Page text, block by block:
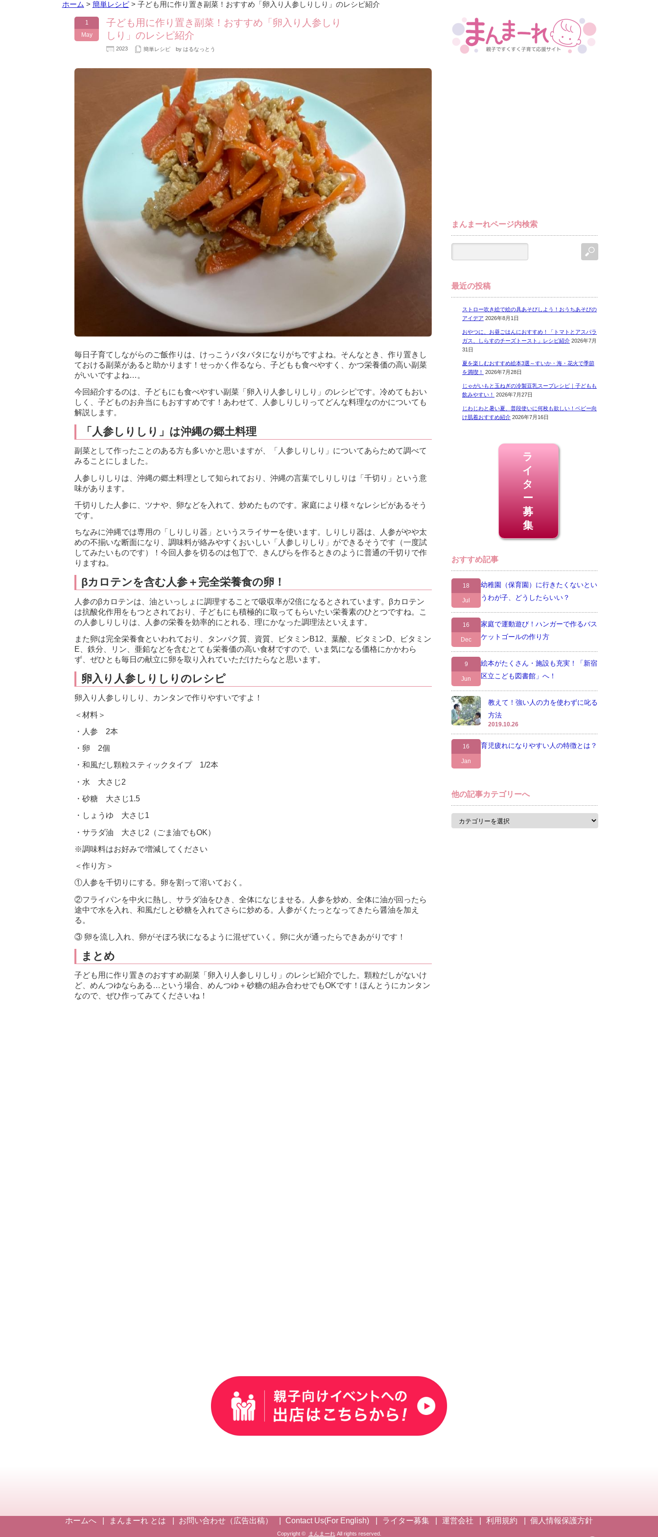
ホーム > 簡単レシピ> 子ども用に作り置き副菜！おすすめ「卵入り人参しりしり」のレシピ紹介
1
May
子ども用に作り置き副菜！おすすめ「卵入り人参しり
しり」のレシピ紹介
2023 簡単レシピ by はるなっとう
毎日子育てしながらのご飯作りは、けっこうバタバタになりがちですよね。そんなとき、作り置きし
ておける副菜があると助かります！せっかく作るなら、子どもも食べやすく、かつ栄養価の高い副菜
がいいですよね…。
今回紹介するのは、子どもにも食べやすい副菜「卵入り人参しりしり」のレシピです。冷めてもおい
しく、子どものお弁当にもおすすめです！あわせて、人参しりしりってどんな料理なのかについても
解説します。
「人参しりしり」は沖縄の郷土料理
副菜として作ったことのある方も多いかと思いますが、「人参しりしり」についてあらためて調べて
みることにしました。
人参しりしりは、沖縄の郷土料理として知られており、沖縄の言葉でしりしりは「千切り」という意
味があります。
千切りした人参に、ツナや、卵などを入れて、炒めたものです。家庭により様々なレシピがあるそう
です。
ちなみに沖縄では専用の「しりしり器」というスライサーを使います。しりしり器は、人参がやや太
めの不揃いな断面になり、調味料が絡みやすくおいしい「人参しりしり」ができるそうです（一度試
してみたいものです）！今回人参を切るのは包丁で、きんぴらを作るときのように普通の千切りで作
りますね。
βカロテンを含む人参＋完全栄養食の卵！
人参のβカロテンは、油といっしょに調理することで吸収率が2倍になるとされています。βカロテン
は抗酸化作用をもつとされており、子どもにも積極的に取ってもらいたい栄養素のひとつですね。こ
の人参しりしりは、人参の栄養を効率的にとれる、理にかなった調理法といえます。
また卵は完全栄養食といわれており、タンパク質、資質、ビタミンB12、葉酸、ビタミンD、ビタミン
E、鉄分、リン、亜鉛などを含むとても栄養価の高い食材ですので、いま気になる価格にかかわら
ず、ぜひとも毎日の献立に卵を取り入れていただけたらなと思います。
卵入り人参しりしりのレシピ
卵入り人参しりしり、カンタンで作りやすいですよ！
＜材料＞
・人参 2本
・卵 2個
・和風だし顆粒スティックタイプ 1/2本
・水 大さじ2
・砂糖 大さじ1.5
・しょうゆ 大さじ1
・サラダ油 大さじ2（ごま油でもOK）
※調味料はお好みで増減してください
＜作り方＞
①人参を千切りにする。卵を割って溶いておく。
②フライパンを中火に熱し、サラダ油をひき、全体になじませる。人参を炒め、全体に油が回ったら
途中で水を入れ、和風だしと砂糖を入れてさらに炒める。人参がくたっとなってきたら醤油を加え
る。
③ 卵を流し入れ、卵がそぼろ状になるように混ぜていく。卵に火が通ったらできあがりです！
まとめ
子ども用に作り置きのおすすめ副菜「卵入り人参しりしり」のレシピ紹介でした。顆粒だしがないけ
ど、めんつゆならある…という場合、めんつゆ＋砂糖の組み合わせでもOKです！ほんとうにカンタン
なので、ぜひ作ってみてくださいね！
まんまーれページ内検索
最近の投稿
ストロー吹き絵で絵の具あそびしよう！おうちあそびの
アイデア 2026年8月1日
おやつに、お昼ごはんにおすすめ！「トマトとアスパラ
ガス、しらすのチーズトースト」レシピ紹介 2026年7月
31日
夏を楽しむおすすめ絵本3選～すいか・海・花火で季節
を満喫！
2026年7月28日
じゃがいもと玉ねぎの冷製豆乳スープレシピ｜子どもも
飲みやすい！
2026年7月27日
じわじわと暑い夏、普段使いに何枚も欲しい！ベビー向
け肌着おすすめ紹介 2026年7月16日
ラ
イ
タ
ー
募
集
おすすめ記事
18
Jul
幼稚園（保育園）に行きたくないとい
うわが子、どうしたらいい？
16
Dec
家庭で運動遊び！ハンガーで作るバス
ケットゴールの作り方
9
Jun
絵本がたくさん・施設も充実！「新宿
区立こども図書館」へ！
教えて！強い人の力を使わずに叱る
方法
2019.10.26
16
Jan
育児疲れになりやすい人の特徴とは？
他の記事カテゴリーへ
他
ホームへ まんまーれ とは お問い合わせ（広告出稿） Contact Us(For English) ライター募集 運営会社 利用規約 個人情報保護方針
Copyright © まんまーれAll rights reserved.